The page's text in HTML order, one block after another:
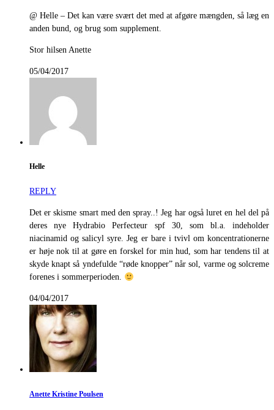
@ Helle – Det kan være svært det med at afgøre mængden, så læg en
anden bund, og brug som supplement.
Stor hilsen Anette
05/04/2017
Helle
REPLY
Det er skisme smart med den spray..! Jeg har også luret en hel del på
deres nye Hydrabio Perfecteur spf 30, som bl.a. indeholder
niacinamid og salicyl syre. Jeg er bare i tvivl om koncentrationerne
er høje nok til at gøre en forskel for min hud, som har tendens til at
skyde knapt så yndefulde “røde knopper” når sol, varme og solcreme
forenes i sommerperioden.
04/04/2017
Anette Kristine Poulsen